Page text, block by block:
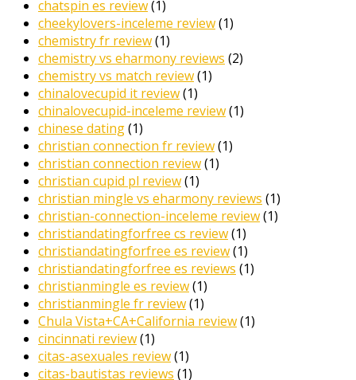
chatspin es review(1)
cheekylovers-inceleme review(1)
chemistry fr review(1)
chemistry vs eharmony reviews (2)
chemistry vs match review(1)
chinalovecupid it review(1)
chinalovecupid-inceleme review(1)
chinese dating(1)
christian connection fr review(1)
christian connection review(1)
christian cupid pl review(1)
christian mingle vs eharmony reviews (1)
christian-connection-inceleme review(1)
christiandatingforfree cs review(1)
christiandatingforfree es review(1)
christiandatingforfree es reviews (1)
christianmingle es review(1)
christianmingle fr review(1)
Chula Vista+CA+California review(1)
cincinnati review(1)
citas-asexuales review(1)
citas-bautistas reviews (1)